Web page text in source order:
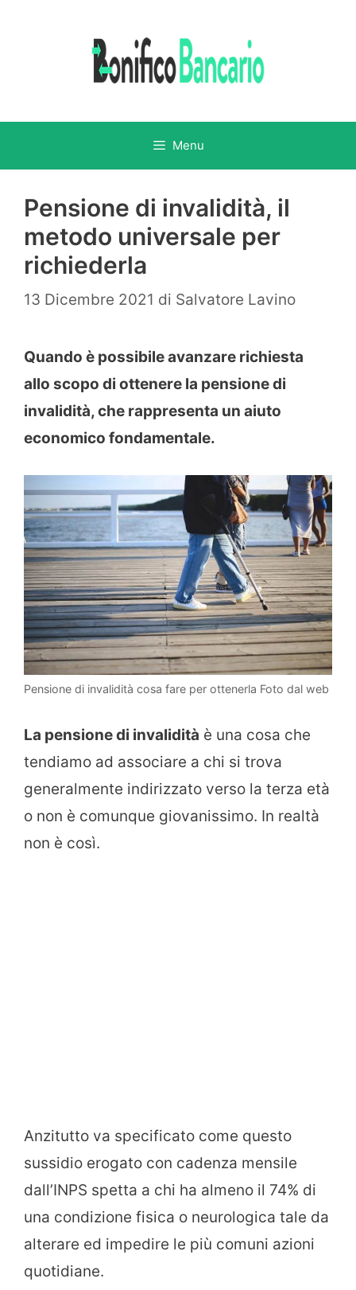
Menu
Pensione di invalidità, il
metodo universale per
richiederla
13 Dicembre 2021 di Salvatore Lavino
Quando è possibile avanzare richiesta
allo scopo di ottenere la pensione di
invalidità, che rappresenta un aiuto
economico fondamentale.
Pensione di invalidità cosa fare per ottenerla Foto dal web
La pensione di invalidità è una cosa che
tendiamo ad associare a chi si trova
generalmente indirizzato verso la terza età
o non è comunque giovanissimo. In realtà
non è così.
Anzitutto va specificato come questo
sussidio erogato con cadenza mensile
dall’INPS spetta a chi ha almeno il 74% di
una condizione fisica o neurologica tale da
alterare ed impedire le più comuni azioni
quotidiane.